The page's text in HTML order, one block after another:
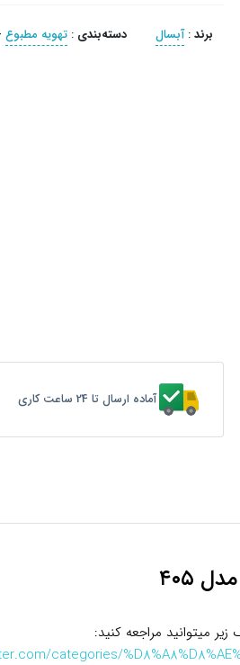
برند:آبسال دسته‌بندی : تهویه مطبوع
آماده ارسال تا 24 ساعت کاری
۴۰۵
زیر میتوانید مراجعه کنید:
categories/